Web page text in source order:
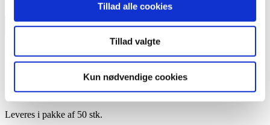
Tillad alle cookies
Tillad valgte
Kun nødvendige cookies
Tilføj til kurv
30932060 Kategori:
Beskrivelse
Beskrivelse
Leveres i pakke af 50 stk.